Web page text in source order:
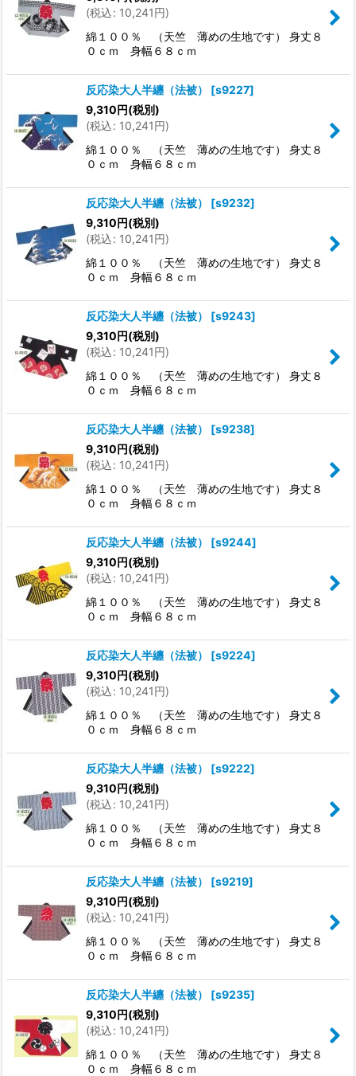
(税込: 10,241円)
綿１００％ （天竺 薄めの生地です） 身丈８
０ｃｍ 身幅６８ｃｍ
反応染大人半纏（法被） [s9227]
9,310円(税別)
(税込: 10,241円)
綿１００％ （天竺 薄めの生地です） 身丈８
０ｃｍ 身幅６８ｃｍ
反応染大人半纏（法被） [s9232]
9,310円(税別)
(税込: 10,241円)
綿１００％ （天竺 薄めの生地です） 身丈８
０ｃｍ 身幅６８ｃｍ
反応染大人半纏（法被） [s9243]
9,310円(税別)
(税込: 10,241円)
綿１００％ （天竺 薄めの生地です） 身丈８
０ｃｍ 身幅６８ｃｍ
反応染大人半纏（法被） [s9238]
9,310円(税別)
(税込: 10,241円)
綿１００％ （天竺 薄めの生地です） 身丈８
０ｃｍ 身幅６８ｃｍ
反応染大人半纏（法被） [s9244]
9,310円(税別)
(税込: 10,241円)
綿１００％ （天竺 薄めの生地です） 身丈８
０ｃｍ 身幅６８ｃｍ
反応染大人半纏（法被） [s9224]
9,310円(税別)
(税込: 10,241円)
綿１００％ （天竺 薄めの生地です） 身丈８
０ｃｍ 身幅６８ｃｍ
反応染大人半纏（法被） [s9222]
9,310円(税別)
(税込: 10,241円)
綿１００％ （天竺 薄めの生地です） 身丈８
０ｃｍ 身幅６８ｃｍ
反応染大人半纏（法被） [s9219]
9,310円(税別)
(税込: 10,241円)
綿１００％ （天竺 薄めの生地です） 身丈８
０ｃｍ 身幅６８ｃｍ
反応染大人半纏（法被） [s9235]
9,310円(税別)
(税込: 10,241円)
綿１００％ （天竺 薄めの生地です） 身丈８
０ｃｍ 身幅６８ｃｍ